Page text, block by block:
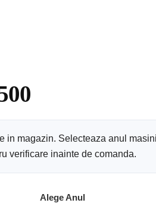
magazin. Selecteaza anul
verificare inainte de comanda.
Alege Anul